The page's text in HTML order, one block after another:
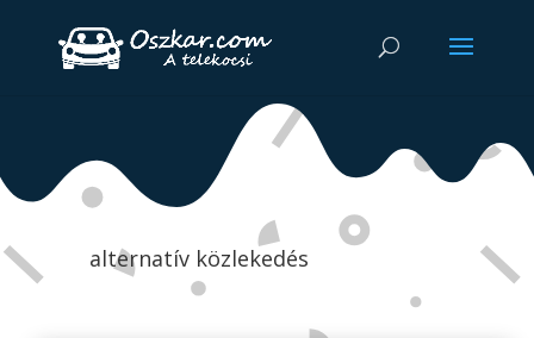
alternatív közlekedés